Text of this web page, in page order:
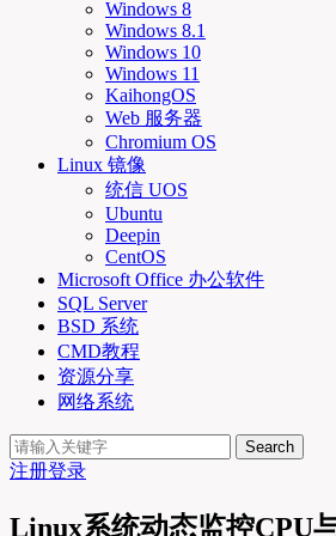
Windows 8
Windows 8.1
Windows 10
Windows 11
KaihongOS
Web 服务器
Chromium OS
Linux 镜像
统信 UOS
Ubuntu
Deepin
CentOS
Microsoft Office 办公软件
SQL Server
BSD 系统
CMD教程
资源分享
网络系统
Search
注册登录
Linux系统动态监控CPU